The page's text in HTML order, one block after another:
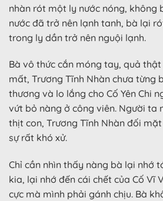
nhàn rót một ly nước nóng, không
nước đã trở nên lạnh tanh, bà lại
trong ly dần trở nên nguội lạnh.
Bà vô thức cắn móng tay, quả
mất, Trương Tĩnh Nhàn chưa từng
thương và lo lắng cho Cố Yên Chi
vứt bỏ nàng ở công viên. Người ta
thịt con, Trương Tĩnh Nhàn đối mặt
sự rất khó xử.
Chỉ cần nhìn thấy nàng bà lại nhớ
kia, lại nhớ đến cái chết của Cố Vĩ
cực mà mình phải gánh chịu. Bà